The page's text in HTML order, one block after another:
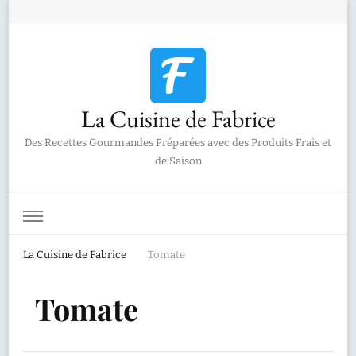
La Cuisine de Fabrice
Des Recettes Gourmandes Préparées avec des Produits Frais et
de Saison
La Cuisine de Fabrice Tomate
Tomate